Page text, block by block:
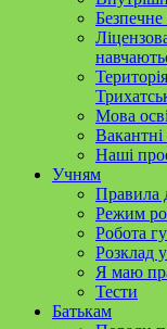
Безпечне
Мова
Наші
Учням
Правила
Режим
Робота
Розклад
Я маю
Тести
Батькам